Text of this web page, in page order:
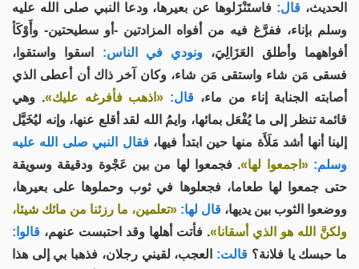
الحديث، قال: فاستَنْزَلوها عن بعيرها، ودعا النبي صلى الله عليه
وسلم بإناء، ففرَّغ فيه من أفواه المزادتين -أو سطيحتين- وأَوْكَأ
أفواههما وأطلق العَزَالِيَ، ونودي في الناس: اسقوا واستقوا،
فسقى مَن شاء واستقى مَن شاء، وكان آخر ذاك أن أعطى الذي
أصابته الجنابة إناء من ماء، قال: «اذهب فأفرغه عليك». وهي
قائمة تنظر إلى ما يُفْعَل بمائها، وايمُ الله لقد أقلع عنها، وإنه ليُخَيَّل
إلينا أنها أشد مَلَأَة منها حين ابتدأ فيها، فقال النبي صلى الله عليه
وسلم: «اجمعوا لها». فجمعوا لها من بين عَجْوة ودقيقة وسويقة
حتى جمعوا لها طعاما، فجعلوها في ثوب وحملوها على بعيرها،
ووضعوا الثوب بين يديها، قال لها: «تعلمين، ما رزئنا من مائك شيئا،
ولكنَّ الله هو الذي أسقانا». فأتت أهلها وقد احتبست عنهم، قالوا:
ما حبسك يا فلانة؟ قالت: العجب، لقيني رجلان، فذهبا بي إلى هذا